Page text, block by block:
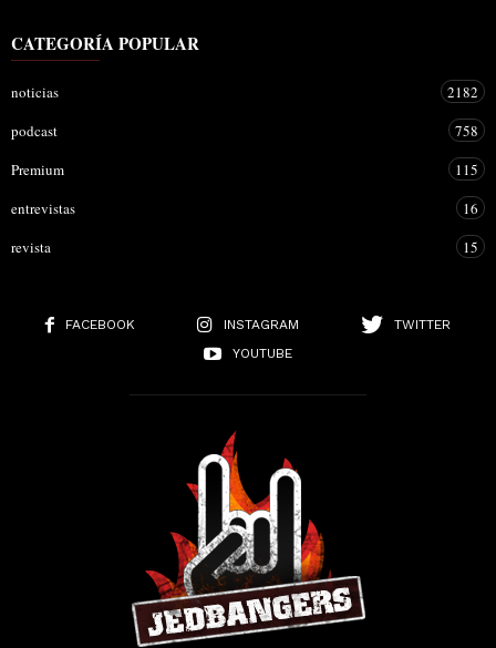
CATEGORÍA POPULAR
noticias
2182
podcast
758
Premium
115
entrevistas
16
revista
15
FACEBOOK INSTAGRAM
TWITTER
YOUTUBE